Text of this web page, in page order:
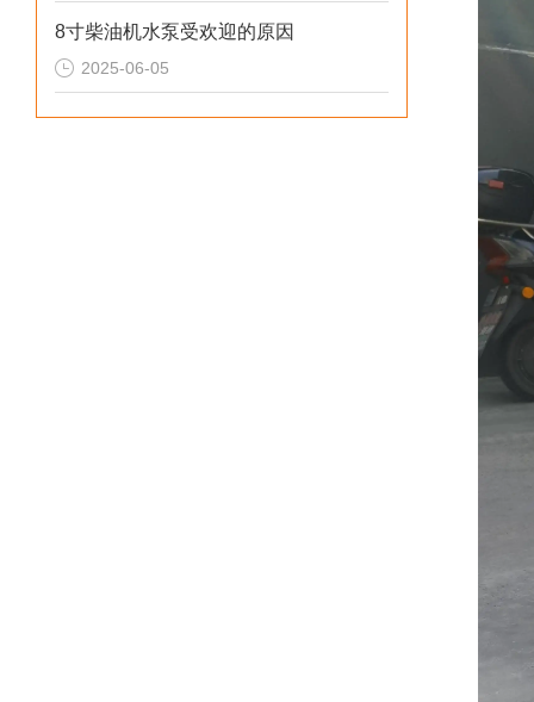
8寸柴油机水泵受欢迎的原因
2025-06-05